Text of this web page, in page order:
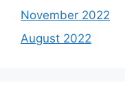
November 2022
August 2022